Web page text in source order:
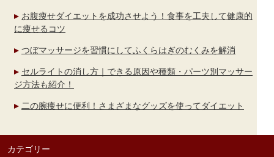
お腹痩せダイエットを成功させよう！食事を工夫して健康的
に痩せるコツ
つぼマッサージを習慣にしてふくらはぎのむくみを解消
セルライトの消し方｜できる原因や種類・パーツ別マッサー
ジ方法も紹介！
二の腕痩せに便利！さまざまなグッズを使ってダイエット
カテゴリー